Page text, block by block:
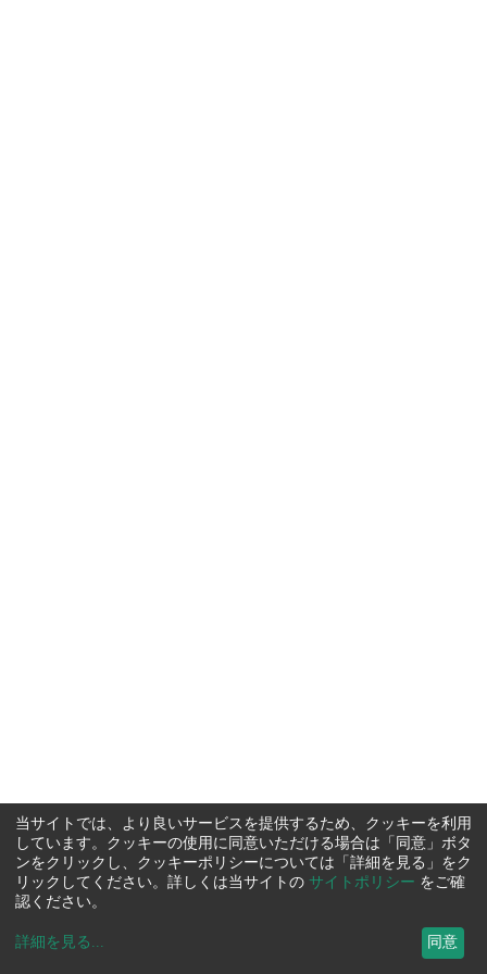
当サイトでは、より良いサービスを提供するため、クッキーを利用
しています。クッキーの使用に同意いただける場合は「同意」ボタ
ンをクリックし、クッキーポリシーについては「詳細を見る」をク
リックしてください。詳しくは当サイトの サイトポリシー をご確
認ください。
詳細を見る ... 同意